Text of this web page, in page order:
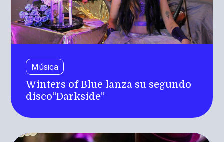
Música
Winters of Blue lanza su segundo
disco“Darkside”